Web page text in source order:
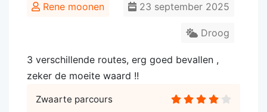
Rene moonen 23 september 2025
Droog
3 verschillende routes, erg goed bevallen ,
zeker de moeite waard !!
Zwaarte parcours